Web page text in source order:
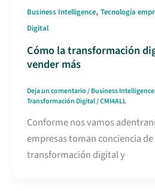
Business Intelligence, Tecnología
Digital
Cómo la transformación
vender más
Deja un comentario/Business Intelligence
Transformación Digital/CMI4ALL
Conforme nos vamos
empresas toman conciencia
transformación digital y